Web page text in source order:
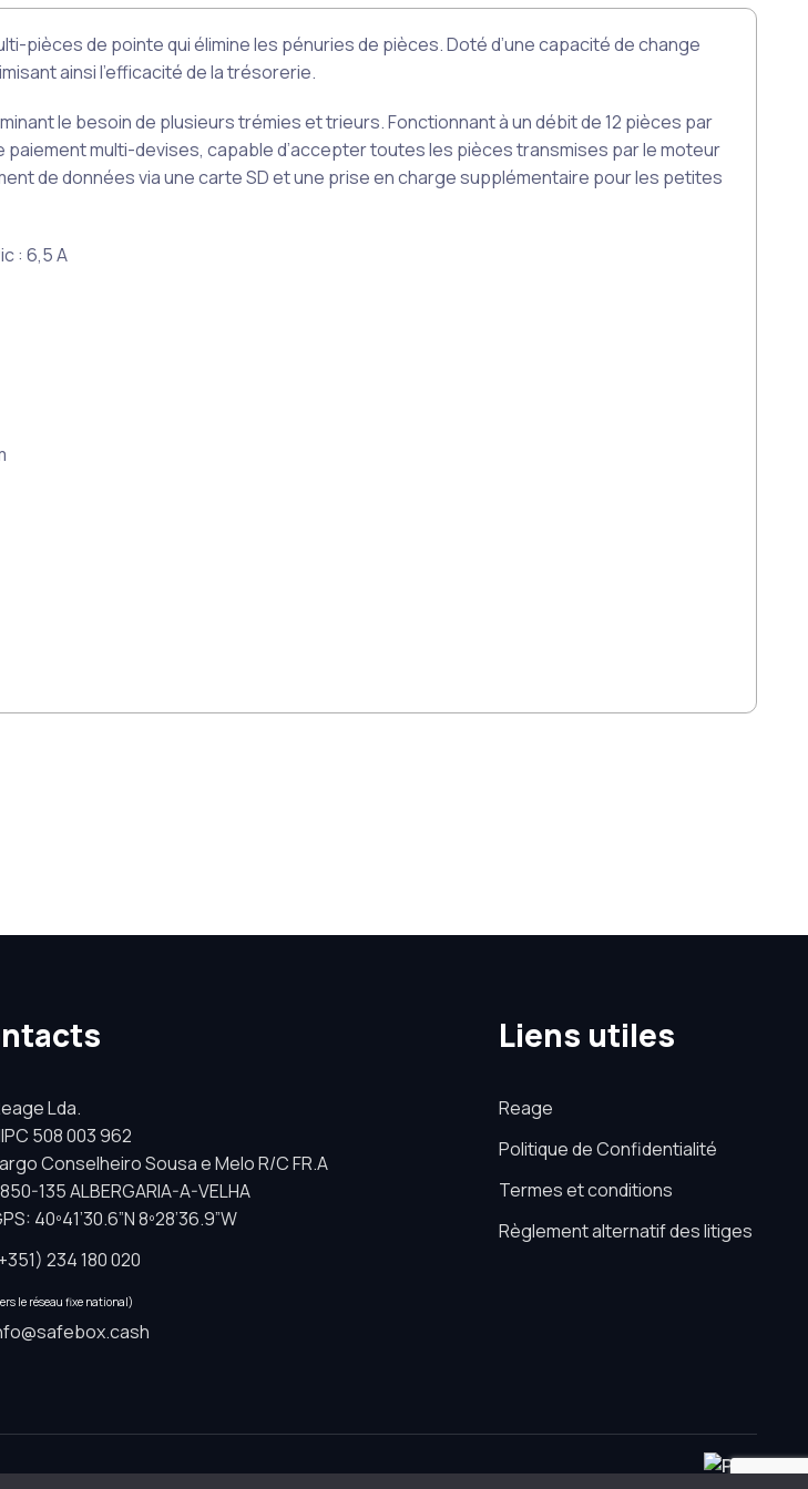
pièces de pointe qui élimine les pénuries de pièces. Doté d’une capacité de change
ainsi l’efficacité de la trésorerie.
le besoin de plusieurs trémies et trieurs. Fonctionnant à un débit de 12 pièces par
multi-devises, capable d’accepter toutes les pièces transmises par le moteur
de données via une carte SD et une prise en charge supplémentaire pour les petites
: 6,5 A
Lda.
508 003 962
Conselheiro Sousa e Melo R/C FR.A
135 ALBERGARIA-A-VELHA
40º41’30.6”N 8º28’36.9”W
234 180 020
le réseau fixe national)
Liens utiles
Reage
Politique de Confidentialité
Termes et conditions
Règlement alternatif des litiges